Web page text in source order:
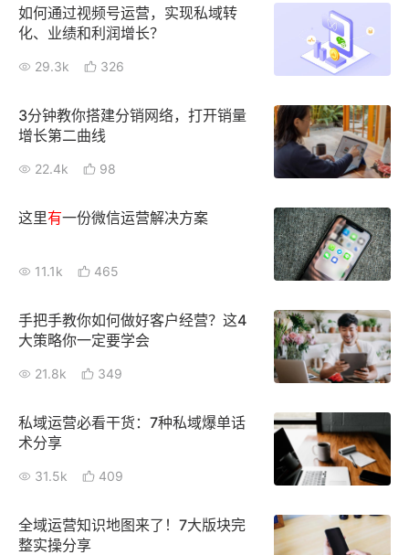
如何通过视频号运营，实现私域转
化、业绩和利润增长？
29.3k 326
3分钟教你搭建分销网络，打开销量
增长第二曲线
22.4k 98
这里有一份微信运营解决方案
11.1k 465
手把手教你如何做好客户经营？这4
大策略你一定要学会
21.8k 349
私域运营必看干货：7种私域爆单话
术分享
31.5k 409
全域运营知识地图来了！7大版块完
整实操分享